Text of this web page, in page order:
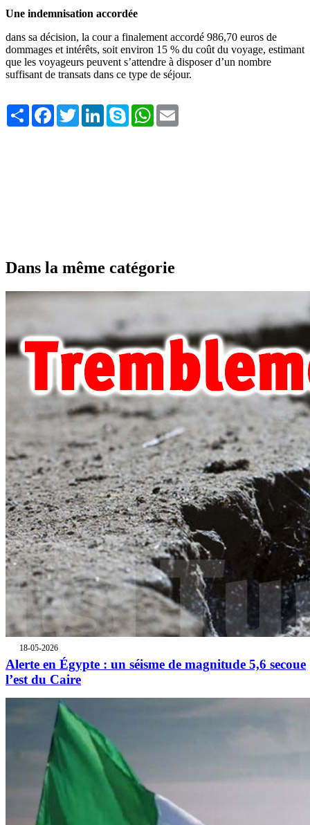
Une indemnisation accordée
dans sa décision, la cour a finalement accordé 986,70 euros de
dommages et intérêts, soit environ 15 % du coût du voyage, estimant
que les voyageurs peuvent s’attendre à disposer d’un nombre
suffisant de transats dans ce type de séjour.
Share FacebookTwitterLinkedInSkype WhatsApp
Dans la même catégorie
18-05-2026
Alerte en Égypte : un séisme de magnitude 5,6 secoue
l’est du Caire